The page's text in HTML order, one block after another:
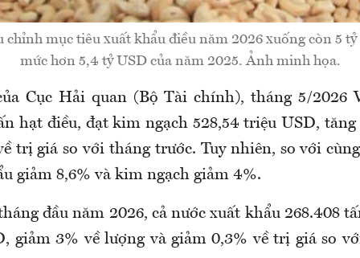
chỉnh mục tiêu xuất khẩu điều năm 2026 xuống còn 5
mức hơn 5,4 tỷ USD của năm 2025. Ảnh minh họa.
Cục Hải quan (Bộ Tài chính), tháng 5/2026
hạt điều, đạt kim ngạch 528,54 triệu USD, tăng
trị giá so với tháng trước. Tuy nhiên, so với
giảm 8,6% và kim ngạch giảm 4%.
đầu năm 2026, cả nước xuất khẩu 268.408
giảm 3% về lượng và giảm 0,3% về trị giá so